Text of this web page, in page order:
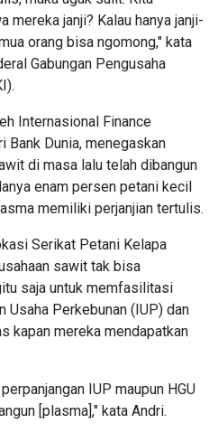
mereka janji? Kalau hanya janji-
orang bisa ngomong," kata
Gabungan Pengusaha
Internasional Finance
Dunia, menegaskan
di masa lalu telah dibangun
enam persen petani kecil
memiliki perjanjian tertulis.
Serikat Petani Kelapa
sawit tak bisa
saja untuk memfasilitasi
Perkebunan (IUP) dan
kapan mereka mendapatkan
IUP maupun HGU
[plasma]," kata Andri.